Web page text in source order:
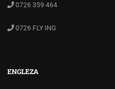
0726 359 464
0726 FLY ING
ENGLEZA